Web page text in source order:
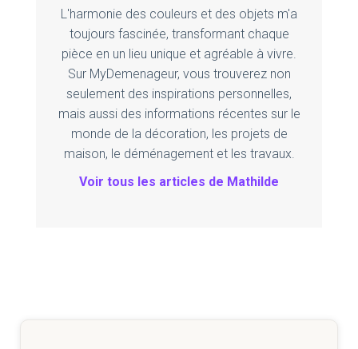
L'harmonie des couleurs et des objets m'a
toujours fascinée, transformant chaque
pièce en un lieu unique et agréable à vivre.
Sur MyDemenageur, vous trouverez non
seulement des inspirations personnelles,
mais aussi des informations récentes sur le
monde de la décoration, les projets de
maison, le déménagement et les travaux.
Voir tous les articles de Mathilde